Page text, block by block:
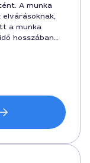
A munka
a munka
hosszában